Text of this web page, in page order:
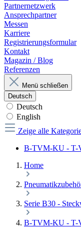
Partnernetzwerk
Ansprechpartner
Messen
Karriere
Registrierungsformular
Kontakt
Magazin / Blog
Referenzen
Menü schließen
Deutsch
Deutsch
English
Zeige alle
B-TVM-KU - T-
Home
Serie B30 -
B-TVM-KU - T-